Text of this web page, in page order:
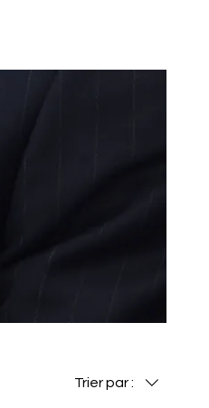
Trier par :